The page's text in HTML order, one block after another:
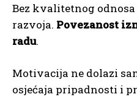
Bez kvalitetnog
razvoja. Povezanost
radu.
Motivacija ne dolazi
osjećaja pripadnosti i